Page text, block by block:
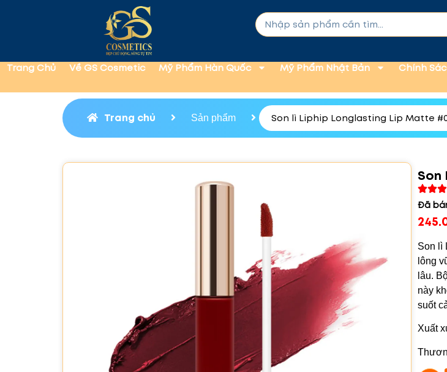
Trang Chủ Về GS Cosmetic Mỹ Phẩm Hàn Quốc Mỹ Phẩm Nhật Bản Chính
Trang chủ Sản phẩm Son lì Liphip Longlasting Lip Matte
Son
Đã
Son lì
lông
lâu.
này
suốt
Xuất